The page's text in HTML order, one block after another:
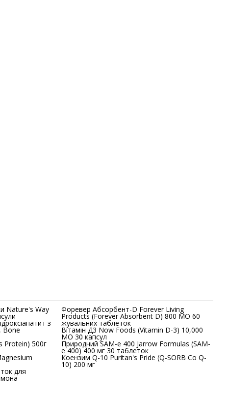
Nature's Way
з
Bone
Protein) 500г
для
Форевер Абсорбент-D Forever Living
Products (Forever Absorbent D) 800 МО 60
жувальних таблеток
Вітамін Д3 Now Foods (Vitamin D-3) 10,000
МО 30 капсул
Природний SAM-e 400 Jarrow Formulas (SAM-
e 400) 400 мг 30 таблеток
Коензим Q-10 Puritan's Pride (Q-SORB Co Q-
10) 200 мг